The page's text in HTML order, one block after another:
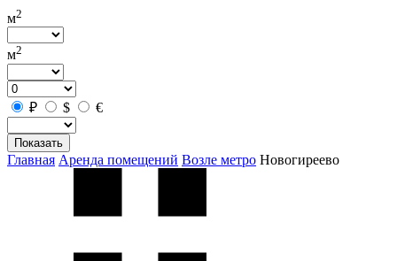
м2
м2
₽ $ €
Показать
Главная Аренда помещений Возле метро Новогиреево